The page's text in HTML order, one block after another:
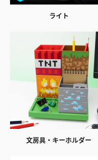
ライト
文房具・キーホルダー